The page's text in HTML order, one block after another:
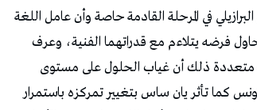
في المرحلة القادمة حاصة وأن عامل اللغة
فرضه يتلاءم مع قدراتهما الفنية، وعرف
متعددة ذلك أن غياب الحلول على مستوى
كما تأثر يان ساس بتغيير تمركزه باستمرار